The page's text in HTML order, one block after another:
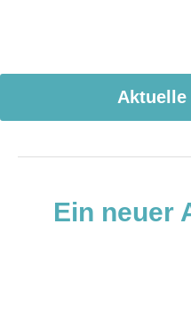
Aktuelle
Ein neuer